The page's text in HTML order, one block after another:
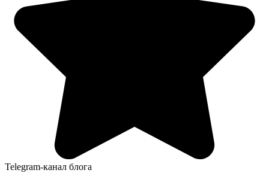
Telegram-канал блога